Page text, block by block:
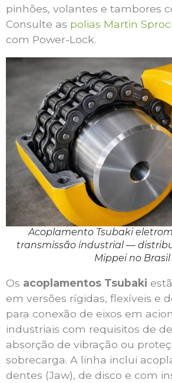
pinhões, volantes e tambores
Consulte as polias Martin
com Power-Lock.
Acoplamento Tsubaki
transmissão industrial —
Mippei no Brasil
Os acoplamentos Tsubaki
em versões rígidas, flexíveis e
para conexão de eixos em
industriais com requisitos de
absorção de vibração ou
sobrecarga. A linha inclui
dentes (Jaw), de disco e com